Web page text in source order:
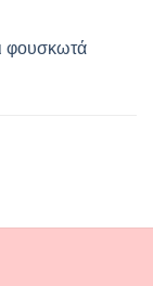
φουσκωτά